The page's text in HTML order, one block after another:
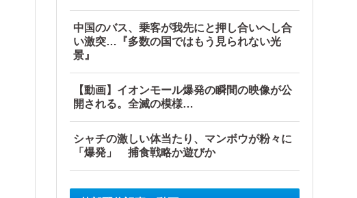
中国のバス、乗客が我先にと押し合いへし合
い激突…『多数の国ではもう見られない光
景』
【動画】イオンモール爆発の瞬間の映像が公
開される。全滅の模様…
シャチの激しい体当たり、マンボウが粉々に
「爆発」 捕食戦略か遊びか